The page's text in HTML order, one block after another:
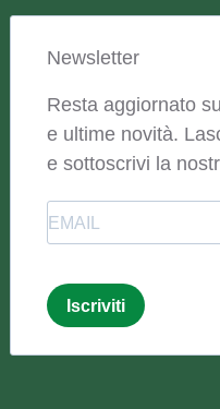
Newsletter
Resta aggiornato
e ultime novità.
e sottoscrivi la
Email
Iscriviti